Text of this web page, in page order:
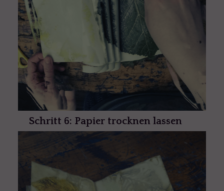
Schritt 6: Papier trocknen lassen